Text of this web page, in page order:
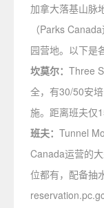
加拿大落基山脉
（Parks
园营地。以下是
坎莫尔： Three
全，有30/50安
施。距离班夫仅
班夫： Tunnel
Canada运营的
位都有，配备抽